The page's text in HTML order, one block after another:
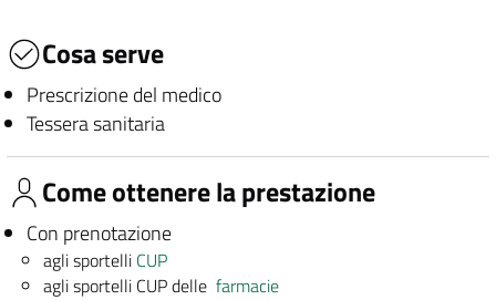
Cosa serve
Prescrizione del medico
Tessera sanitaria
Come ottenere la prestazione
Con prenotazione
agli sportelli CUP
agli sportelli CUP dellefarmacie